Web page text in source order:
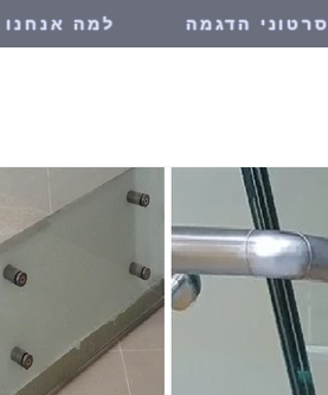
סרטוני הדגמה למה אנחנו